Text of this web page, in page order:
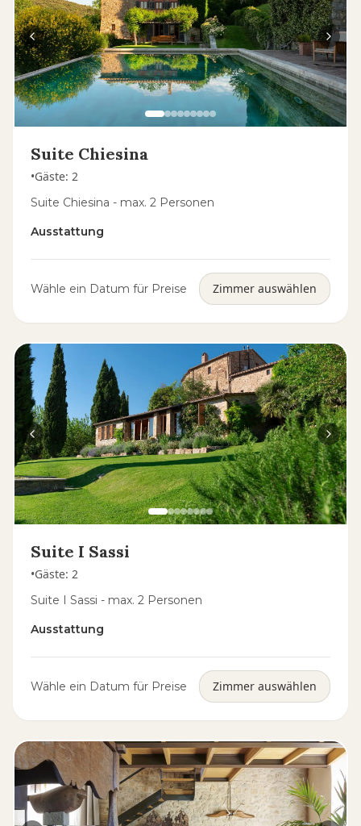
Suite Chiesina
•Gäste: 2
Suite Chiesina - max. 2 Personen
Ausstattung
Wähle ein Datum für Preise Zimmer auswählen
Suite I Sassi
•Gäste: 2
Suite I Sassi - max. 2 Personen
Ausstattung
Wähle ein Datum für Preise Zimmer auswählen